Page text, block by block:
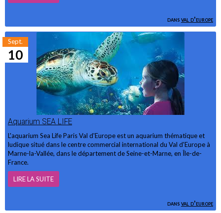
dansval d'europe
10
Sept.
Aquarium SEA LIFE
dansval d'europe
L'aquarium Sea Life Paris Val d'Europe est un aquarium thématique et
ludique situé dans le centre commercial international du Val d'Europe à
Marne-la-Vallée, dans le département de Seine-et-Marne, en Île-de-
France.
LIRE LA SUITE